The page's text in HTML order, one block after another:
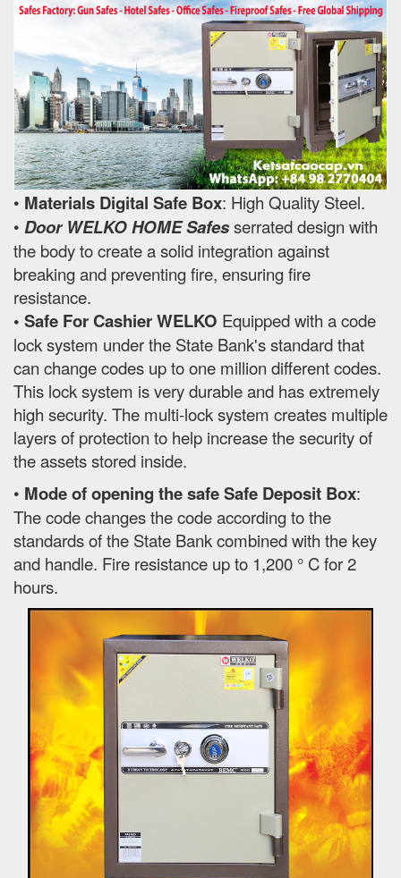
• Materials Digital Safe Box: High Quality Steel.
• Door WELKO HOME Safesserrated design with
the body to create a solid integration against
breaking and preventing fire, ensuring fire
resistance.
• Safe For Cashier WELKO Equipped with a code
lock system under the State Bank's standard that
can change codes up to one million different codes.
This lock system is very durable and has extremely
high security. The multi-lock system creates multiple
layers of protection to help increase the security of
the assets stored inside.
• Mode of opening the safe Safe Deposit Box:
The code changes the code according to the
standards of the State Bank combined with the key
and handle. Fire resistance up to 1,200 ° C for 2
hours.